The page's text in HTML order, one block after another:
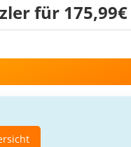
für